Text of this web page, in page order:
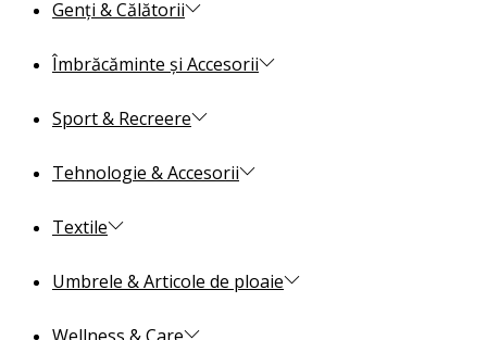
Genți & Călătorii
Îmbrăcăminte și Accesorii
Sport & Recreere
Tehnologie & Accesorii
Textile
Umbrele & Articole de ploaie